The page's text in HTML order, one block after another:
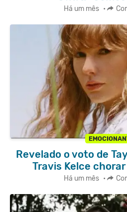
Há um mês •
Revelado o voto de
Travis Kelce
Há um mês •